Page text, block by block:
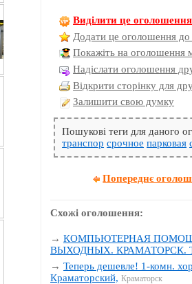
Виділити це оголошення
Додати це оголошення до
Покажіть на оголошення
Надіслати оголошення
Відкрити сторінку для
Залишити свою думку
Пошукові теги для даного
транспор срочное парковая
Попереднє
Схожі оголошення:
→КОМПЬЮТЕРНАЯ
ВЫХОДНЫХ. КРАМАТОРСК.
→Теперь дешевле! 1-комн.
Краматорский, Краматорск